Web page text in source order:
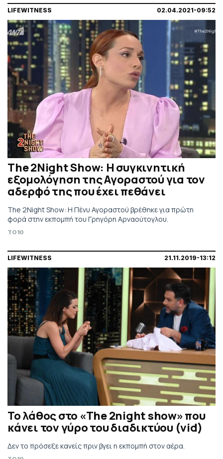
LIFEWITNESS 02.04.2021-09:52
The 2Night Show: Η συγκινητική
εξομολόγηση της Αγοραστού για τον
αδερφό της που έχει πεθάνει
The 2Night Show: Η Πένυ Αγοραστού βρέθηκε για πρώτη
φορά στην εκπομπή του Γρηγόρη Αρναούτογλου.
TO10
LIFEWITNESS 21.11.2019-13:12
Το λάθος στο «The 2night show» που
κάνει τον γύρο του διαδικτύου (vid)
Δεν το πρόσεξε κανείς πριν βγει η εκπομπή στον αέρα.